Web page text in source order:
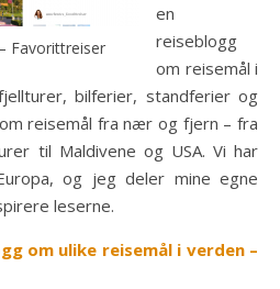
Favorittreiser
en
reiseblogg
om reisemål i
bilferier, standferier og
reisemål fra nær og fjern – fra
til Maldivene og USA. Vi har
og jeg deler mine egne
leserne.
om ulike reisemål i verden –